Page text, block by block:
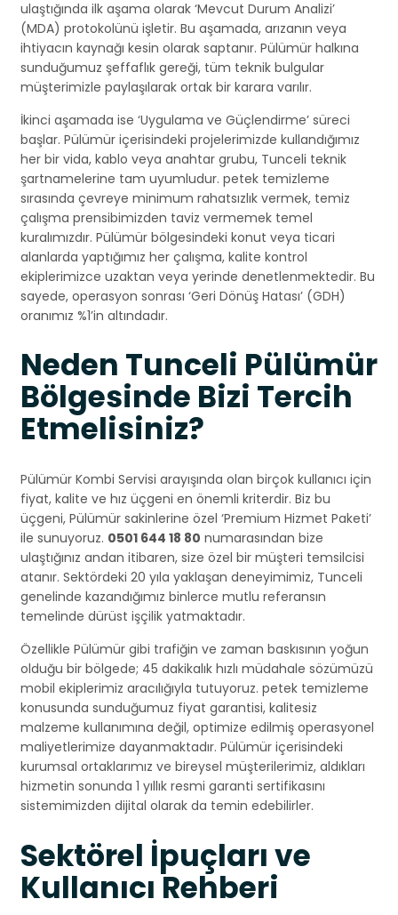
ulaştığında ilk aşama olarak ‘Mevcut Durum Analizi’
(MDA) protokolünü işletir. Bu aşamada, arızanın veya
ihtiyacın kaynağı kesin olarak saptanır. Pülümür halkına
sunduğumuz şeffaflık gereği, tüm teknik bulgular
müşterimizle paylaşılarak ortak bir karara varılır.
İkinci aşamada ise ‘Uygulama ve Güçlendirme’ süreci
başlar. Pülümür içerisindeki projelerimizde kullandığımız
her bir vida, kablo veya anahtar grubu, Tunceli teknik
şartnamelerine tam uyumludur. petek temizleme
sırasında çevreye minimum rahatsızlık vermek, temiz
çalışma prensibimizden taviz vermemek temel
kuralımızdır. Pülümür bölgesindeki konut veya ticari
alanlarda yaptığımız her çalışma, kalite kontrol
ekiplerimizce uzaktan veya yerinde denetlenmektedir. Bu
sayede, operasyon sonrası ‘Geri Dönüş Hatası’ (GDH)
oranımız %1’in altındadır.
Neden Tunceli Pülümür
Bölgesinde Bizi Tercih
Etmelisiniz?
Pülümür Kombi Servisi arayışında olan birçok kullanıcı için
fiyat, kalite ve hız üçgeni en önemli kriterdir. Biz bu
üçgeni, Pülümür sakinlerine özel ‘Premium Hizmet Paketi’
ile sunuyoruz. 0501 644 18 80 numarasından bize
ulaştığınız andan itibaren, size özel bir müşteri temsilcisi
atanır. Sektördeki 20 yıla yaklaşan deneyimimiz, Tunceli
genelinde kazandığımız binlerce mutlu referansın
temelinde dürüst işçilik yatmaktadır.
Özellikle Pülümür gibi trafiğin ve zaman baskısının yoğun
olduğu bir bölgede; 45 dakikalık hızlı müdahale sözümüzü
mobil ekiplerimiz aracılığıyla tutuyoruz. petek temizleme
konusunda sunduğumuz fiyat garantisi, kalitesiz
malzeme kullanımına değil, optimize edilmiş operasyonel
maliyetlerimize dayanmaktadır. Pülümür içerisindeki
kurumsal ortaklarımız ve bireysel müşterilerimiz, aldıkları
hizmetin sonunda 1 yıllık resmi garanti sertifikasını
sistemimizden dijital olarak da temin edebilirler.
Sektörel İpuçları ve
Kullanıcı Rehberi